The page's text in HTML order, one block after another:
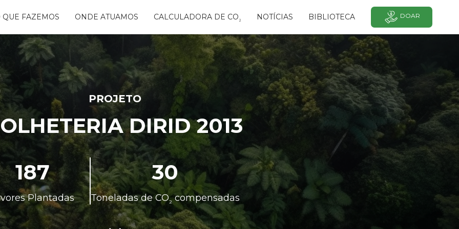
QUE FAZEMOS
ÁGUAS
FREE
DA FLORESTA
RIBEIRA -
ONDE ATUAMOS CALCULADORA DE CO² NOTÍCIAS BIBLIOTECA DOAR
PROJETO
DIRID 2013
187
Plantadas
30
Toneladas de CO²compensadas